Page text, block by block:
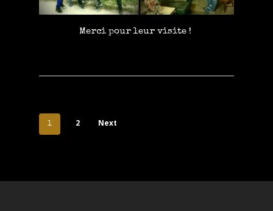
Merci pour leur visite !
1 2 Next